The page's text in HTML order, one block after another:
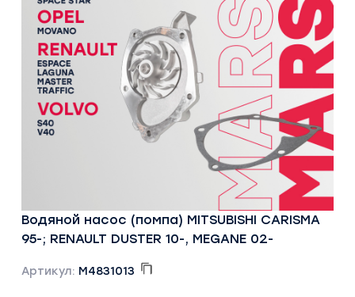
Водяной насос (помпа) MITSUBISHI CARISMA
95-; RENAULT DUSTER 10-, MEGANE 02-
Артикул: M4831013